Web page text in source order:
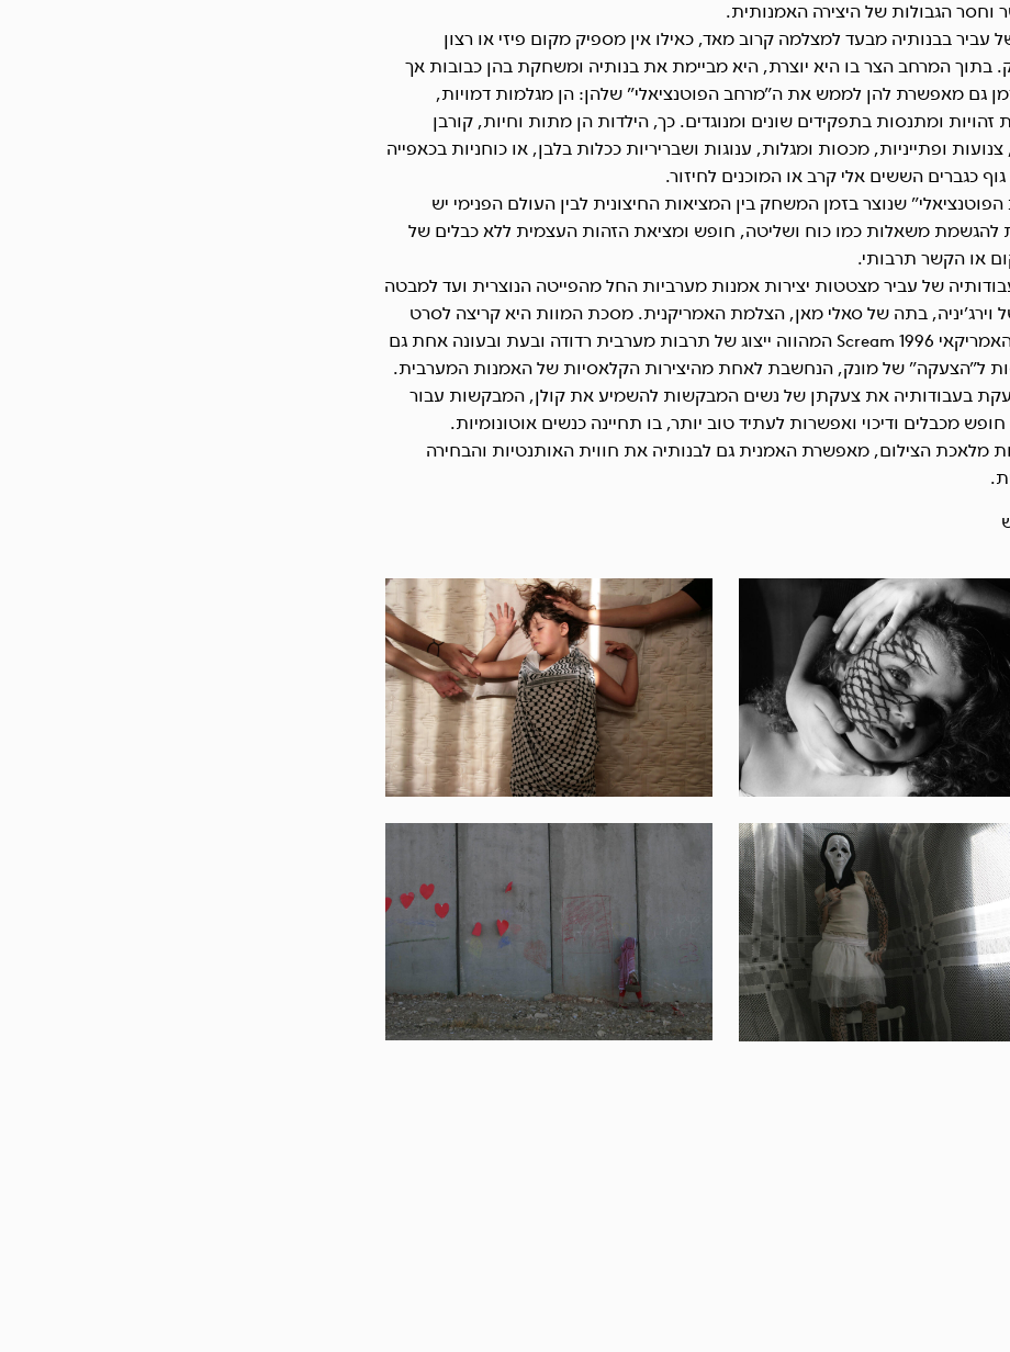
וחסר הגבולות של היצירה האמנותית.
עביר בבנותיה מבעד למצלמה קרוב מאד, כאילו אין מספיק מקום פיזי או רצון
בתוך המרחב הצר בו היא יוצרת, היא מביימת את בנותיה ומשחקת בהן כבובות אך
גם מאפשרת להן לממש את ה”מרחב הפוטנציאלי” שלהן: הן מגלמות דמויות,
זהויות ומתנסות בתפקידים שונים ומנוגדים. כך, הילדות הן מתות וחיות, קורבן
צנועות ופתייניות, מכסות ומגלות, ענוגות ושבריריות ככלות בלבן, או כוחניות בכאפייה
גוף כגברים הששים אלי קרב או המוכנים לחיזור.
שנוצר בזמן המשחק בין המציאות החיצונית לבין העולם הפנימי יש
להגשמת משאלות כמו כוח ושליטה, חופש ומציאת הזהות העצמית ללא כבלים של
או הקשר תרבותי.
של עביר מצטטות יצירות אמנות מערביות החל מהפייטה הנוצרית ועד למבטה
וירג’יניה, בתה של סאלי מאן, הצלמת האמריקנית. מסכת המוות היא קריצה לסרט
האימה האמריקאי Scream 1996 המהווה ייצוג של תרבות מערבית רדודה ובעת ובעונה אחת גם
ל”הצעקה” של מונק, הנחשבת לאחת מהיצירות הקלאסיות של האמנות המערבית.
בעבודותיה את צעקתן של נשים המבקשות להשמיע את קולן, המבקשות עבור
חופש מכבלים ודיכוי ואפשרות לעתיד טוב יותר, בו תחיינה כנשים אוטונומיות.
מלאכת הצילום, מאפשרת האמנית גם לבנותיה את חווית האותנטיות והבחירה